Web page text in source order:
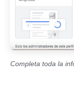
Completa toda la